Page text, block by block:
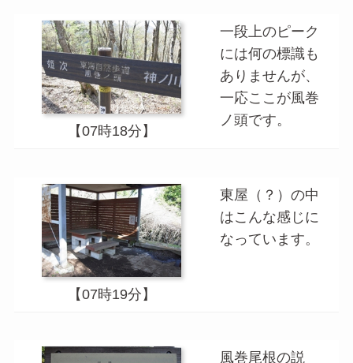
【07時18分】
一段上のピーク
には何の標識も
ありませんが、
一応ここが風巻
ノ頭です。
【07時19分】
東屋（？）の中
はこんな感じに
なっています。
風巻尾根の説